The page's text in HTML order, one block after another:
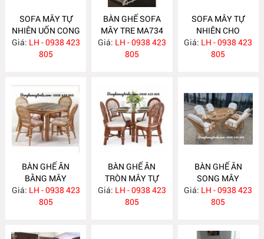
SOFA MÂY TỰ
NHIÊN UỐN CONG
MA743
Giá: LH - 0938 423
805
BÀN GHẾ SOFA
MÂY TRE MA734
Giá: LH - 0938 423
805
SOFA MÂY TỰ
NHIÊN CHO
PHÒNG KHÁCH
MA733
Giá: LH - 0938 423
805
BÀN GHẾ ĂN
BẰNG MÂY
MA732
Giá: LH - 0938 423
805
BÀN GHẾ ĂN
TRÒN MÂY TỰ
NHIÊN MA731
Giá: LH - 0938 423
805
BÀN GHẾ ĂN
SONG MÂY
MA730
Giá: LH - 0938 423
805